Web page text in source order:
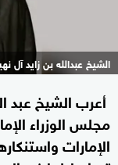
الشيخ عبدالله بن زايد آل
أعرب الشيخ عبد
مجلس الوزراء
الإمارات